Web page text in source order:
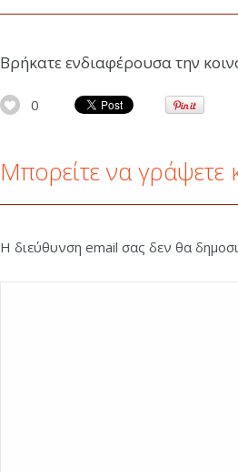
Βρήκατε ενδιαφέρουσα την
0
Μπορείτε να γράψετε
Η διεύθυνση email σας δεν θα